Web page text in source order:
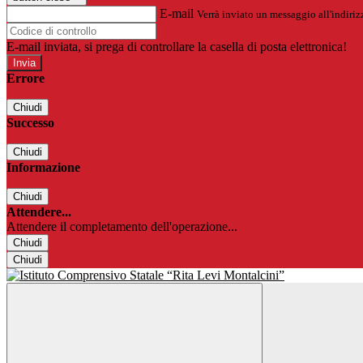
E-mail Verrà inviato un messaggio
E-mail inviata, si prega di controllare la casella di posta elettronica!
Errore
Chiudi
Successo
Chiudi
Informazione
Chiudi
Attendere...
Attendere il completamento dell'operazione...
Chiudi
Chiudi